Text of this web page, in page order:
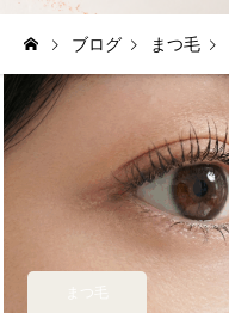
ブログ まつ毛